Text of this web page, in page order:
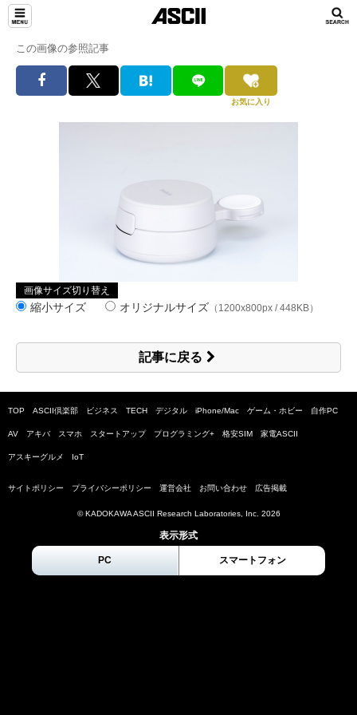
この画像の参照記事
お気に入り
画像サイズ切り替え
縮小サイズ オリジナルサイズ （1200x800px / 448KB）
記事に戻る
TOP ASCII倶楽部 ビジネス TECH デジタル iPhone/Mac ゲーム・ホビー 自作PC
AV アキバ スマホ スタートアップ プログラミング+ 格安SIM 家電ASCII
アスキーグルメ IoT
サイトポリシー プライバシーポリシー 運営会社 お問い合わせ 広告掲載
© KADOKAWA ASCII Research Laboratories, Inc. 2026
表示形式
PC スマートフォン